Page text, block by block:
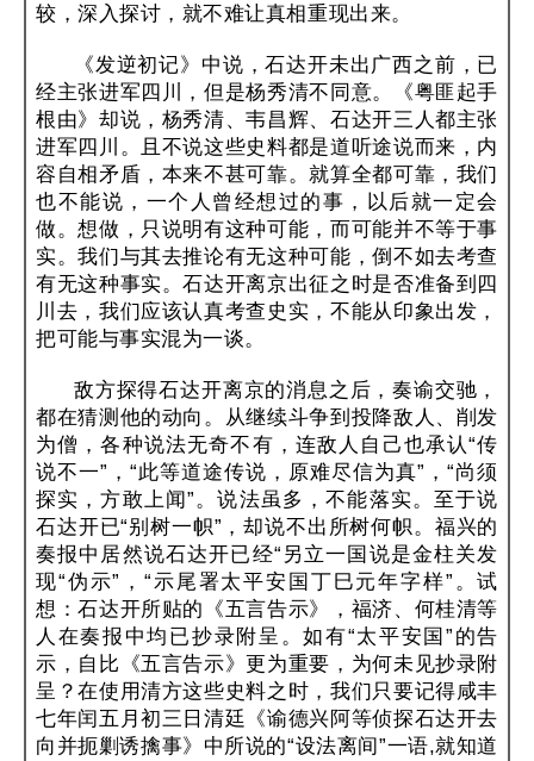
较，深入探讨，就不难让真相重现出来。
《发逆初记》中说，石达开未出广西之前，已
经主张进军四川，但是杨秀清不同意。《粤匪起手
根由》却说，杨秀清、韦昌辉、石达开三人都主张
进军四川。且不说这些史料都是道听途说而来，内
容自相矛盾，本来不甚可靠。就算全都可靠，我们
也不能说，一个人曾经想过的事，以后就一定会
做。想做，只说明有这种可能，而可能并不等于事
实。我们与其去推论有无这种可能，倒不如去考查
有无这种事实。石达开离京出征之时是否准备到四
川去，我们应该认真考查史实，不能从印象出发，
把可能与事实混为一谈。
敌方探得石达开离京的消息之后，奏谕交驰，
都在猜测他的动向。从继续斗争到投降敌人、削发
为僧，各种说法无奇不有，连敌人自己也承认“传
说不一”，“此等道途传说，原难尽信为真”，“尚须
探实，方敢上闻”。说法虽多，不能落实。至于说
石达开已“别树一帜”，却说不出所树何帜。福兴的
奏报中居然说石达开已经“另立一国说是金柱关发
现“伪示”，“示尾署太平安国丁巳元年字样”。试
想：石达开所贴的《五言告示》，福济、何桂清等
人在奏报中均已抄录附呈。如有“太平安国”的告
示，自比《五言告示》更为重要，为何未见抄录附
呈？在使用清方这些史料之时，我们只要记得咸丰
七年闰五月初三日清廷《谕德兴阿等侦探石达开去
向并扼剿诱擒事》中所说的“设法离间”一语,就知道